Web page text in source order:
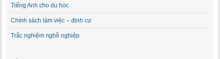
Tiếng Anh cho du học
Chính sách làm việc – định cư
Trắc nghiệm nghề nghiệp